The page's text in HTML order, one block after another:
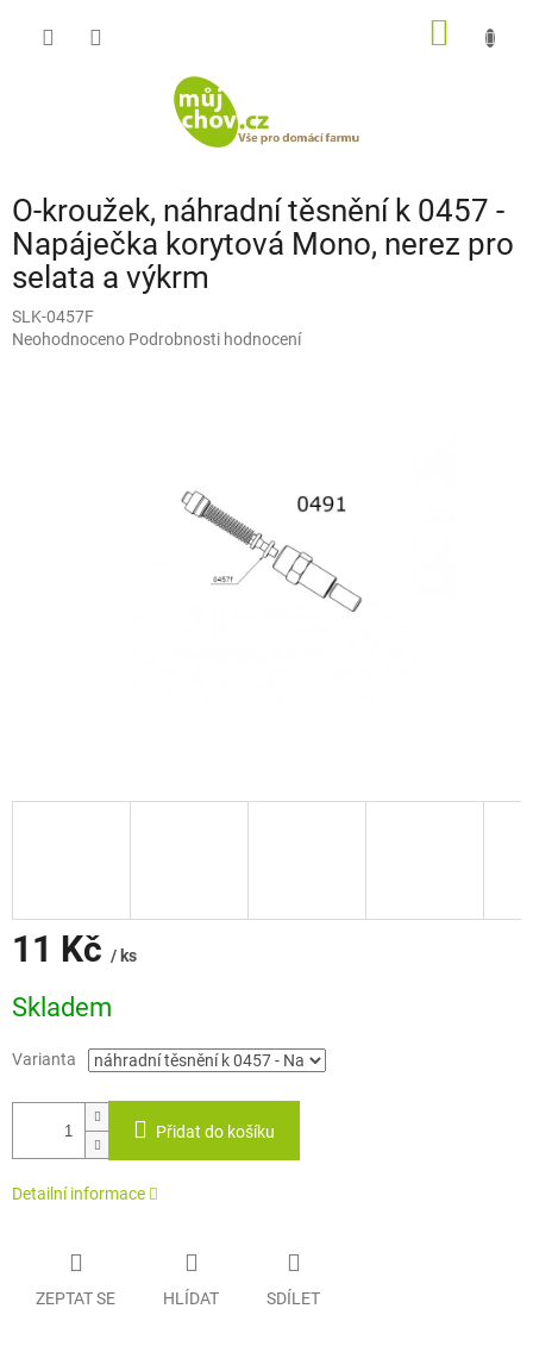
O-kroužek, náhradní těsnění k 0457 -
Napáječka korytová Mono, nerez pro
selata a výkrm
SLK-0457F
Průměrné
Neohodnoceno Podrobnosti hodnocení
11 Kč / ks
cena:
Skladem
Varianta
Přidat do košíku
Detailní informace
ZEPTAT SE HLÍDAT SDÍLET